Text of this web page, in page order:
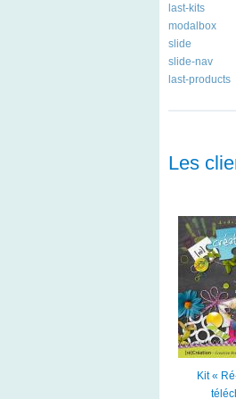
last-kits
modalbox
slide
slide-nav
last-products
Les
Kit «